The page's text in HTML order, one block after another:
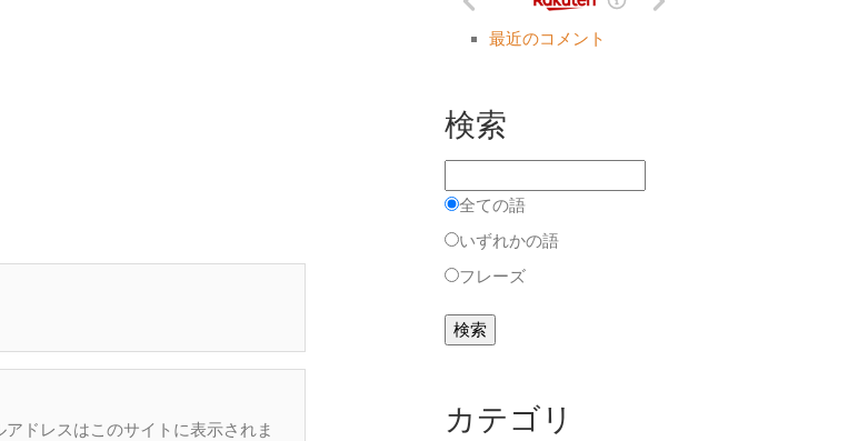
アドレスはこのサイトに表示されま
最近のコメント
検索
全ての語
いずれかの語
フレーズ
カテゴリ